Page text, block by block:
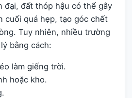
đại, đất thóp hậu có thể gây
cuối quá hẹp, tạo góc chết
Tuy nhiên, nhiều trường
bằng cách:
làm giếng trời.
hoặc kho.